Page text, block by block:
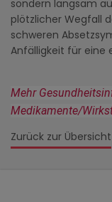
Zurück zur Übersicht
sondern langsam
plötzlicher Wegfall
schweren
Anfälligkeit für eine
Mehr
Medikamente/